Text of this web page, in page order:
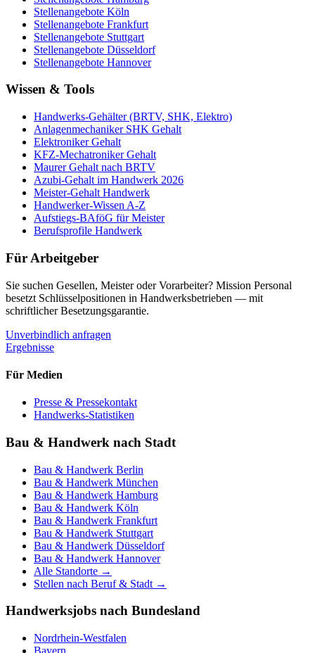
Stellenangebote Köln
Stellenangebote Frankfurt
Stellenangebote Stuttgart
Stellenangebote Düsseldorf
Stellenangebote Hannover
Wissen & Tools
Handwerks-Gehälter (BRTV, SHK, Elektro)
Anlagenmechaniker SHK Gehalt
Elektroniker Gehalt
KFZ-Mechatroniker Gehalt
Maurer Gehalt nach BRTV
Azubi-Gehalt im Handwerk 2026
Meister-Gehalt Handwerk
Handwerker-Wissen A-Z
Aufstiegs-BAföG für Meister
Berufsprofile Handwerk
Für Arbeitgeber
Sie suchen Gesellen, Meister oder Vorarbeiter? Mission Personal
besetzt Schlüsselpositionen in Handwerksbetrieben — mit
schriftlicher Besetzungsgarantie.
Unverbindlich anfragen
Ergebnisse
Für Medien
Presse & Pressekontakt
Handwerks-Statistiken
Bau & Handwerk nach Stadt
Bau & Handwerk Berlin
Bau & Handwerk München
Bau & Handwerk Hamburg
Bau & Handwerk Köln
Bau & Handwerk Frankfurt
Bau & Handwerk Stuttgart
Bau & Handwerk Düsseldorf
Bau & Handwerk Hannover
Alle Standorte →
Stellen nach Beruf & Stadt →
Handwerksjobs nach Bundesland
Nordrhein-Westfalen
Bayern